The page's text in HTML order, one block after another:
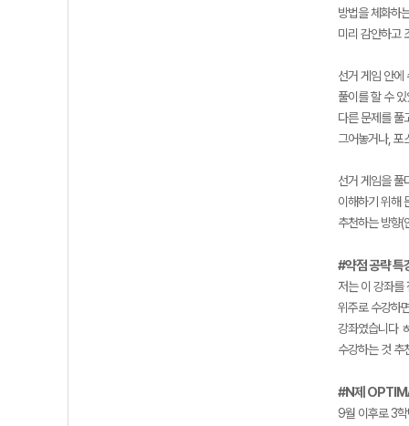
방법을 체화하
미리 감안하고
선거 게임 안에
풀이를 할 수
다른 문제를 풀
그어놓거나, 포
선거 게임을 풀
이해하기 위해
추천하는 방향(
#약점 공략 특
저는 이 강좌를
위주로 수강하
강좌였습니다
수강하는 것 추
#N제
9월 이후로 3